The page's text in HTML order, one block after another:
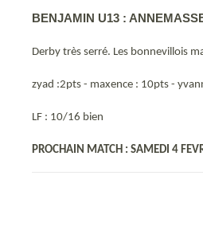
BENJAMIN U13 :
Derby très serré. Les bonnevillois
zyad :2pts - maxence : 10pts -
LF : 10/16 bien
PROCHAIN MATCH : SAMEDI 4